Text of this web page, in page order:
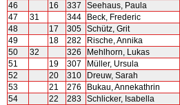
46
16 337 Seehaus, Paula
47
31 344 Beck, Frederic
48
17 305 Schütz, Grit
49
18 282 Rische, Annika
50
32 326 Mehlhorn, Lukas
51
19 307 Müller, Ursula
52
20 310 Dreuw, Sarah
53
21 276 Bukau, Annekathrin
54
22 283 Schlicker, Isabella